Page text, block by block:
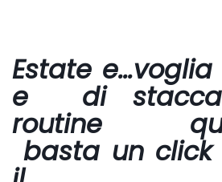
Estate
e di
routine
basta un click